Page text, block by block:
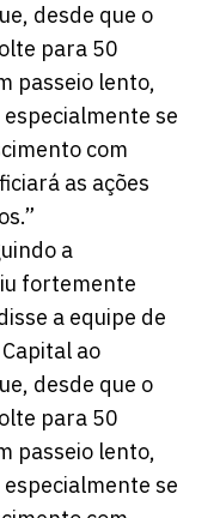
desde que o
para 50
passeio lento,
se
com
as ações
a
fortemente
a equipe de
ao
desde que o
para 50
passeio lento,
se